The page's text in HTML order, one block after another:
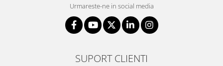
Urmareste-ne in social media
SUPORT CLIENTI